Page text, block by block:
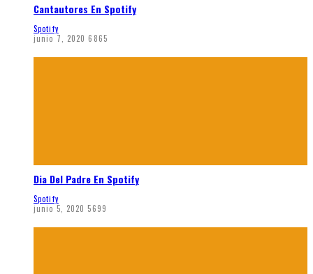
Cantautores En Spotify
Spotify
junio 7, 2020 6865
Dia Del Padre En Spotify
Spotify
junio 5, 2020 5699